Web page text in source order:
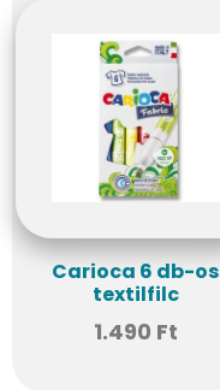
Carioca 6 db-os
textilfilc
1.490 Ft